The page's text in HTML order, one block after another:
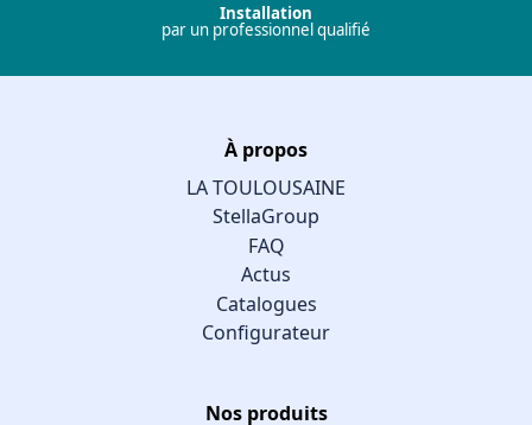
Installation
par un professionnel qualifié
À propos
LA TOULOUSAINE
StellaGroup
FAQ
Actus
Catalogues
Configurateur
Nos produits